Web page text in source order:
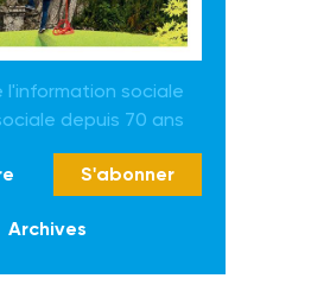
l'information sociale
depuis 70 ans
S'abonner
Archives